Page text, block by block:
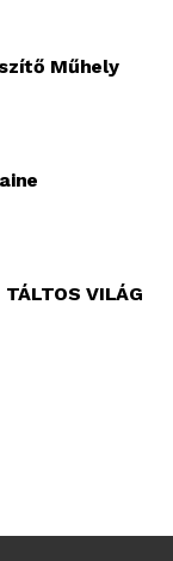
Műhely
VILÁG